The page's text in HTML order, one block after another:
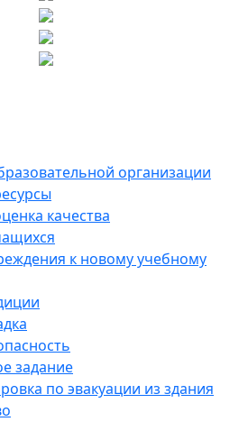
организации
качества
к новому учебному
задание
по эвакуации из здания